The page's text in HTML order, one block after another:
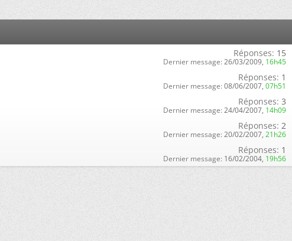
Réponses: 15
Dernier message: 26/03/2009, 16h45
Réponses: 1
Dernier message: 08/06/2007, 07h51
Réponses: 3
Dernier message: 24/04/2007, 14h09
Réponses: 2
Dernier message: 20/02/2007, 21h26
Réponses: 1
Dernier message: 16/02/2004, 19h56